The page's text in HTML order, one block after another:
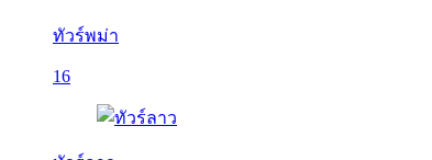
ทัวร์พม่า
16